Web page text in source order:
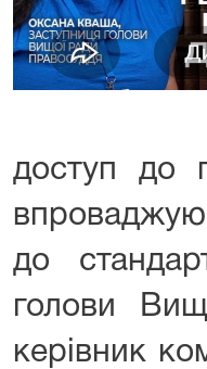
доступ до
до
голови
керівник